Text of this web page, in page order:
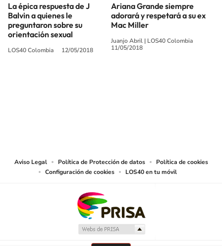
La épica respuesta de J
Balvin a quienes le
preguntaron sobre su
orientación sexual
LOS40 Colombia 12/05/2018
Ariana Grande siempre
adorará y respetará a su ex
Mac Miller
Juanjo Abril | LOS40 Colombia
11/05/2018
Aviso Legal Política de Protección de datos
Política de cookies
Configuración de cookies
LOS40 en tu móvil